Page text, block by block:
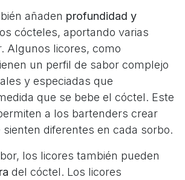
añaden profundidad y
cócteles, aportando varias
Algunos licores, como
un perfil de sabor complejo
y especiadas que
que se bebe el cóctel. Este
a los bartenders crear
sienten diferentes en cada sorbo.
los licores también pueden
del cóctel. Los licores